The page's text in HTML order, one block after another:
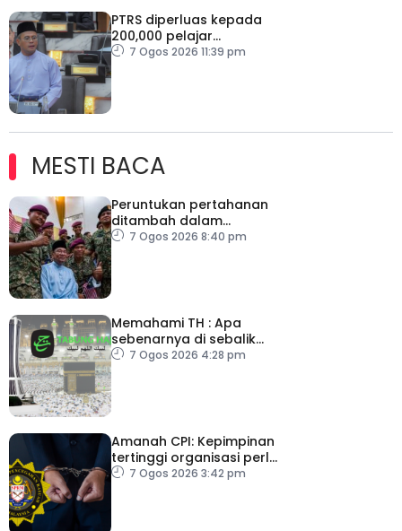
PTRS diperluas kepada
200,000 pelajar
menjelang 2030
7 Ogos 2026 11:39 pm
MESTI BACA
Peruntukan pertahanan
ditambah dalam
Belanjawan 2027
7 Ogos 2026 8:40 pm
Memahami TH : Apa
sebenarnya di sebalik
angka
7 Ogos 2026 4:28 pm
Amanah CPI: Kepimpinan
tertinggi organisasi perlu
pacu reformasi radikal
7 Ogos 2026 3:42 pm